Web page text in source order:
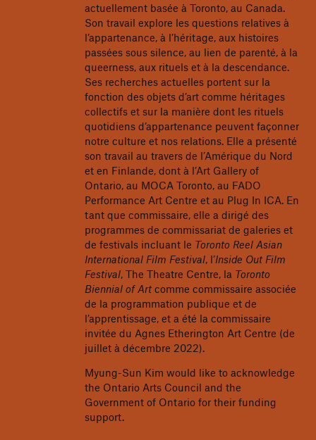
actuellement basée à Toronto, au Canada.
Son travail explore les questions relatives à
l’appartenance, à l’héritage, aux histoires
passées sous silence, au lien de parenté, à la
queerness, aux rituels et à la descendance.
Ses recherches actuelles portent sur la
fonction des objets d’art comme héritages
collectifs et sur la manière dont les rituels
quotidiens d’appartenance peuvent façonner
notre culture et nos relations. Elle a présenté
son travail au travers de l’Amérique du Nord
et en Finlande, dont à l’Art Gallery of
Ontario, au MOCA Toronto, au FADO
Performance Art Centre et au Plug In ICA. En
tant que commissaire, elle a dirigé des
programmes de commissariat de galeries et
de festivals incluant le Toronto Reel Asian
International Film Festival , l’Inside Out Film
Festival , The Theatre Centre, la Toronto
Biennial of Artcomme commissaire associée
de la programmation publique et de
l’apprentissage, et a été la commissaire
invitée du Agnes Etherington Art Centre (de
juillet à décembre 2022).
Myung-Sun Kim would like to acknowledge
the Ontario Arts Council and the
Government of Ontario for their funding
support.